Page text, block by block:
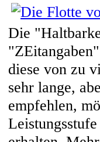
Die
diese von zu
sehr lange,
empfehlen,